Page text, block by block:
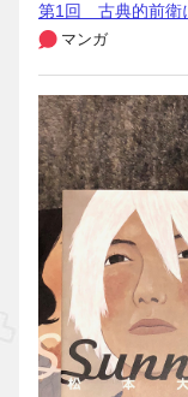
第1回 古典的前衛
マンガ